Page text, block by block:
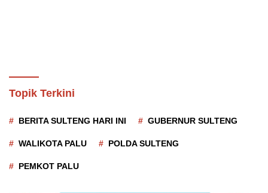
Topik Terkini
BERITA SULTENG HARI INI GUBERNUR SULTENG
WALIKOTA PALU POLDA SULTENG
PEMKOT PALU